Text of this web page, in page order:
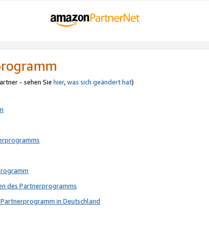
- sehen Sie hier,was sich geändert hat)
des Partnerprogramms
in Deutschland